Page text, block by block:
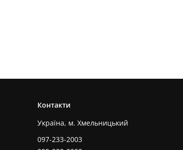
Контакти
Україна, м. Хмельницький
097-233-2003